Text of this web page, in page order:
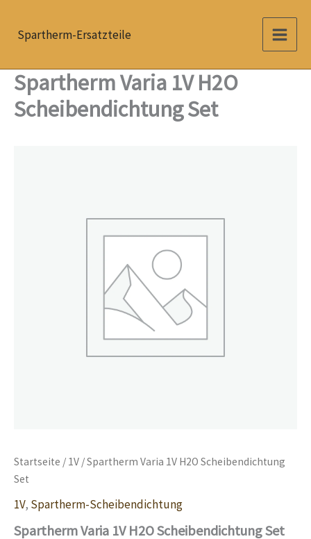
InhaltSpartherm-Ersatzteile
Spartherm Varia 1V H2O
Scheibendichtung Set
Startseite / 1V / Spartherm Varia 1V H2O Scheibendichtung
Set
1V, Spartherm-Scheibendichtung
Spartherm Varia 1V H2O Scheibendichtung Set